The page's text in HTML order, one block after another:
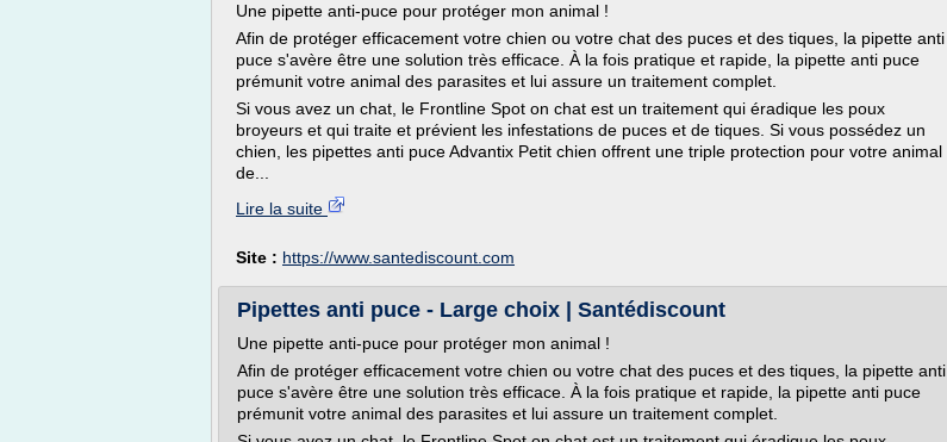
Une pipette anti-puce pour protéger mon animal !
Afin de protéger efficacement votre chien ou votre chat des puces et des tiques, la pipette anti
puce s'avère être une solution très efficace. À la fois pratique et rapide, la pipette anti puce
prémunit votre animal des parasites et lui assure un traitement complet.
Si vous avez un chat, le Frontline Spot on chat est un traitement qui éradique les poux
broyeurs et qui traite et prévient les infestations de puces et de tiques. Si vous possédez un
chien, les pipettes anti puce Advantix Petit chien offrent une triple protection pour votre animal
de...
Lire la suite
Site : https://www.santediscount.com
Pipettes anti puce - Large choix | Santédiscount
Une pipette anti-puce pour protéger mon animal !
Afin de protéger efficacement votre chien ou votre chat des puces et des tiques, la pipette anti
puce s'avère être une solution très efficace. À la fois pratique et rapide, la pipette anti puce
prémunit votre animal des parasites et lui assure un traitement complet.